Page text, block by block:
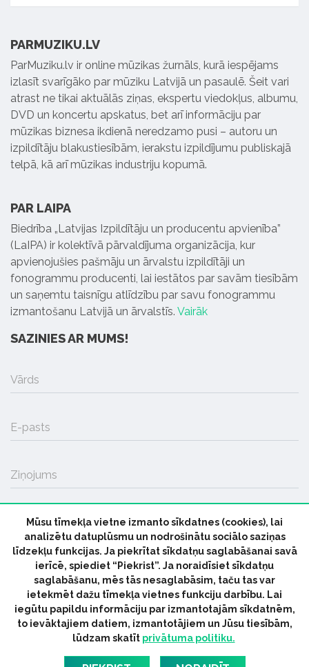
PARMUZIKU.LV
ParMuziku.lv ir online mūzikas žurnāls, kurā iespējams
izlasīt svarīgāko par mūziku Latvijā un pasaulē. Šeit vari
atrast ne tikai aktuālās ziņas, ekspertu viedokļus, albumu,
DVD un koncertu apskatus, bet arī informāciju par
mūzikas biznesa ikdienā neredzamo pusi – autoru un
izpildītāju blakustiesībām, ierakstu izpildījumu publiskajā
telpā, kā arī mūzikas industriju kopumā.
PAR LAIPA
Biedrība „Latvijas Izpildītāju un producentu apvienība”
(LaIPA) ir kolektīvā pārvaldījuma organizācija, kur
apvienojušies pašmāju un ārvalstu izpildītāji un
fonogrammu producenti, lai iestātos par savām tiesībām
un saņemtu taisnīgu atlīdzību par savu fonogrammu
izmantošanu Latvijā un ārvalstīs. Vairāk
SAZINIES AR MUMS!
Vārds
E-pasts
Ziņojums
SŪTĪT
© 2026 parmuziku.lv, visas tiesības paturētas
ParMuziku.lv Mūzikas Ziņas
Industrijas Ziņas
Industrijas ABC
Mūzika Biznesam
Latvijas oficiālais
Mūsu tīmekļa vietne izmanto sīkdatnes (cookies), lai
analizētu datuplūsmu un nodrošinātu sociālo saziņas
līdzekļu funkcijas. Ja piekrītat sīkdatņu saglabāšanai savā
ierīcē, spiediet “Piekrist”. Ja noraidīsiet sīkdatņu
saglabāšanu, mēs tās nesaglabāsim, taču tas var
ietekmēt dažu tīmekļa vietnes funkciju darbību. Lai
iegūtu papildu informāciju par izmantotajām sīkdatnēm,
to ievāktajiem datiem, izmantotājiem un Jūsu tiesībām,
lūdzam skatīt privātuma politiku.